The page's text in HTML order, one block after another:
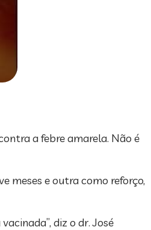
a febre amarela. Não é
meses e outra como reforço,
diz o dr. José